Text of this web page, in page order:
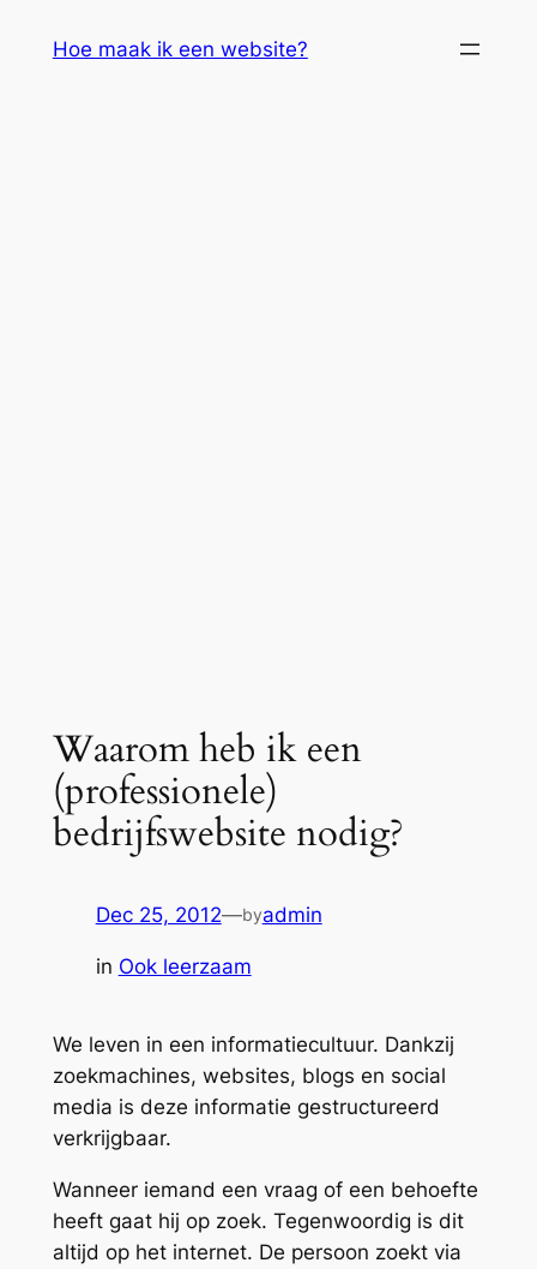
Hoe maak ik een website?
Waarom heb ik een
(professionele)
bedrijfswebsite nodig?
Dec 25, 2012—byadmin
in Ook leerzaam
We leven in een informatiecultuur. Dankzij
zoekmachines, websites, blogs en social
media is deze informatie gestructureerd
verkrijgbaar.
Wanneer iemand een vraag of een behoefte
heeft gaat hij op zoek. Tegenwoordig is dit
altijd op het internet. De persoon zoekt via